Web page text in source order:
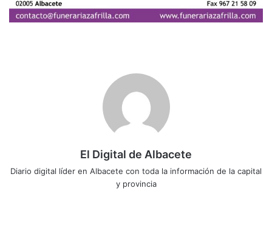
El Digital de Albacete
Diario digital líder en Albacete con toda la información de la capital
y provincia